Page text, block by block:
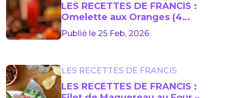
LES RECETTES DE FRANCIS :
Omelette aux Oranges (4
personnes)
Publié le 25 Feb, 2026
LES RECETTES DE FRANCIS
LES RECETTES DE FRANCIS :